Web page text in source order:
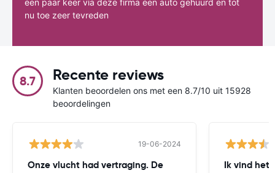
nu toe zeer tevreden
8.7 Recente reviews
Klanten beoordelen ons met een 8.7/10 uit 15928
beoordelingen
19-06-2024
Onze vlucht had vertraging. De Ik vind het